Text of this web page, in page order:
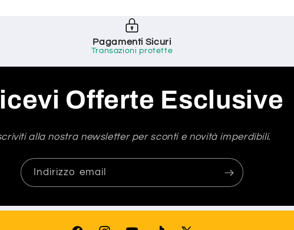
Pagamenti Sicuri
Transazioni protette
Offerte Esclusive
alla nostra newsletter per sconti e novità imperdibili.
Indirizzo email